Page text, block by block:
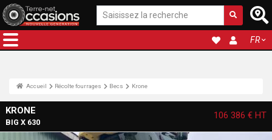
FR
Accueil Récolte fourrages Becs Krone
KRONE
BIG X 630
106 386 € HT